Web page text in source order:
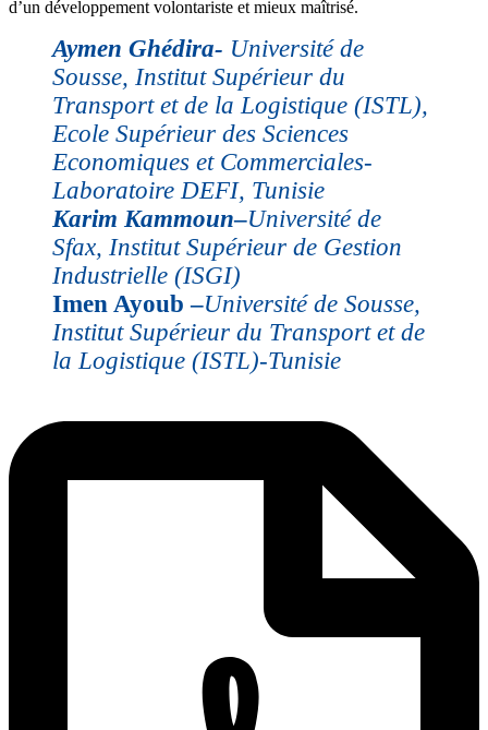
d’un développement volontariste et mieux maîtrisé.
Aymen Ghédira- Université de
Sousse, Institut Supérieur du
Transport et de la Logistique (ISTL),
Ecole Supérieur des Sciences
Economiques et Commerciales-
Laboratoire DEFI, Tunisie
Karim Kammoun–Université de
Sfax, Institut Supérieur de Gestion
Industrielle (ISGI)
Imen Ayoub –Université de Sousse,
Institut Supérieur du Transport et de
la Logistique (ISTL)-Tunisie